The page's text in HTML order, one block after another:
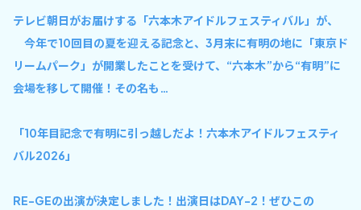
テレビ朝日がお届けする「六本木アイドルフェスティバル」が、
今年で10回目の夏を迎える記念と、3月末に有明の地に「東京ド
リームパーク」が開業したことを受けて、“六本木”から“有明”に
会場を移して開催！その名も…
「10年目記念で有明に引っ越しだよ！六本木アイドルフェスティ
バル2026」
RE-GEの出演が決定しました！出演日はDAY-2！ぜひこの